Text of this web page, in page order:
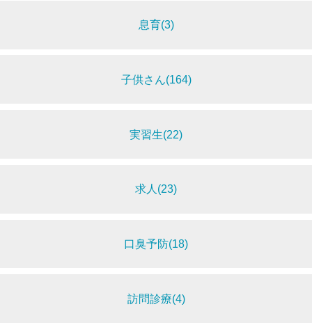
息育(3)
子供さん(164)
実習生(22)
求人(23)
口臭予防(18)
訪問診療(4)